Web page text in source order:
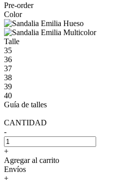
Pre-order
Color
Talle
35
36
37
38
39
40
Guía de talles
CANTIDAD
-
+
Agregar al carrito
Envíos
+